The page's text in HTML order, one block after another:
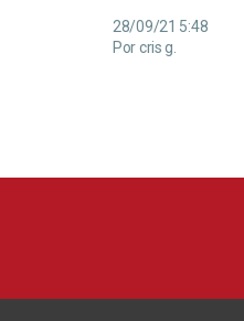
28/09/21 5:48
Por cris g.